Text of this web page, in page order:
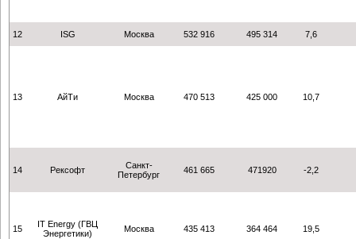
12 ISG Москва 532 916 495 314 7,6
13 АйТи Москва 470 513 425 000 10,7
14 Рексофт
Санкт-
Петербург
461 665 471920 -2,2
15
IT Energy (ГВЦ
Энергетики)
Москва 435 413 364 464 19,5